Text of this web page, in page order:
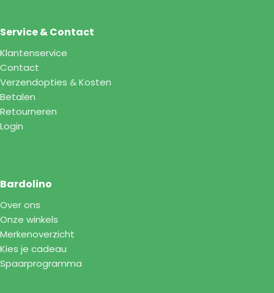
Service & Contact
Klantenservice
Contact
Verzendopties & Kosten
Betalen
Retourneren
Login
Bardolino
Over ons
Onze winkels
Merkenoverzicht
Kies je cadeau
Spaarprogramma